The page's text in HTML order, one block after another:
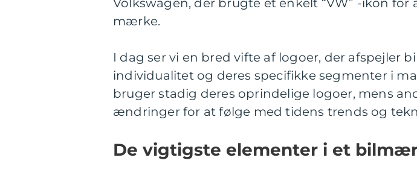
mærke.
I dag ser vi en bred vifte af logoer, der afspejler
individualitet og deres specifikke segmenter i
bruger stadig deres oprindelige logoer, mens
ændringer for at følge med tidens trends og
De vigtigste elementer i et